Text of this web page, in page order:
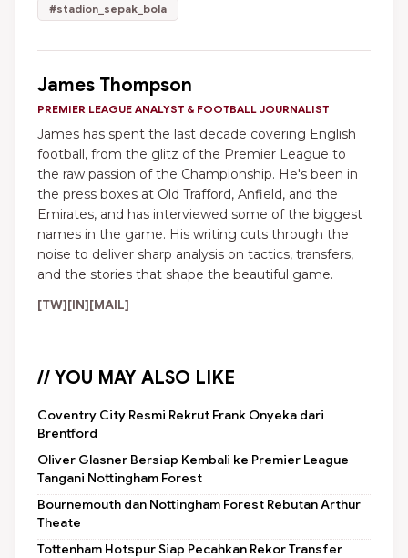
#stadion_sepak_bola
James Thompson
PREMIER LEAGUE ANALYST & FOOTBALL JOURNALIST
James has spent the last decade covering English
football, from the glitz of the Premier League to
the raw passion of the Championship. He's been in
the press boxes at Old Trafford, Anfield, and the
Emirates, and has interviewed some of the biggest
names in the game. His writing cuts through the
noise to deliver sharp analysis on tactics, transfers,
and the stories that shape the beautiful game.
[TW][IN][MAIL]
// YOU MAY ALSO LIKE
Coventry City Resmi Rekrut Frank Onyeka dari
Brentford
Oliver Glasner Bersiap Kembali ke Premier League
Tangani Nottingham Forest
Bournemouth dan Nottingham Forest Rebutan Arthur
Theate
Tottenham Hotspur Siap Pecahkan Rekor Transfer